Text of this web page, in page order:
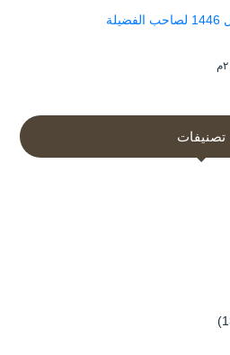
شرح نواقض الإسلام في شوال 1446 لصاحب الفضيلة
تصنيفات